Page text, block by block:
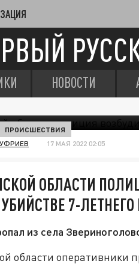
НОВОСТИ
ПРОИСШЕСТВИЯ
17 МАЯ 2022 02:05
ОБЛАСТИ
7-
из села
области оперативники